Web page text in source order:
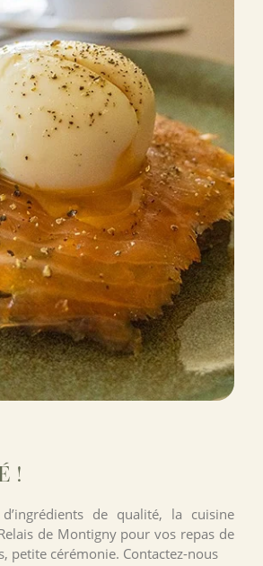
!
de qualité, la cuisine
de Montigny pour vos repas de
petite cérémonie. Contactez-nous